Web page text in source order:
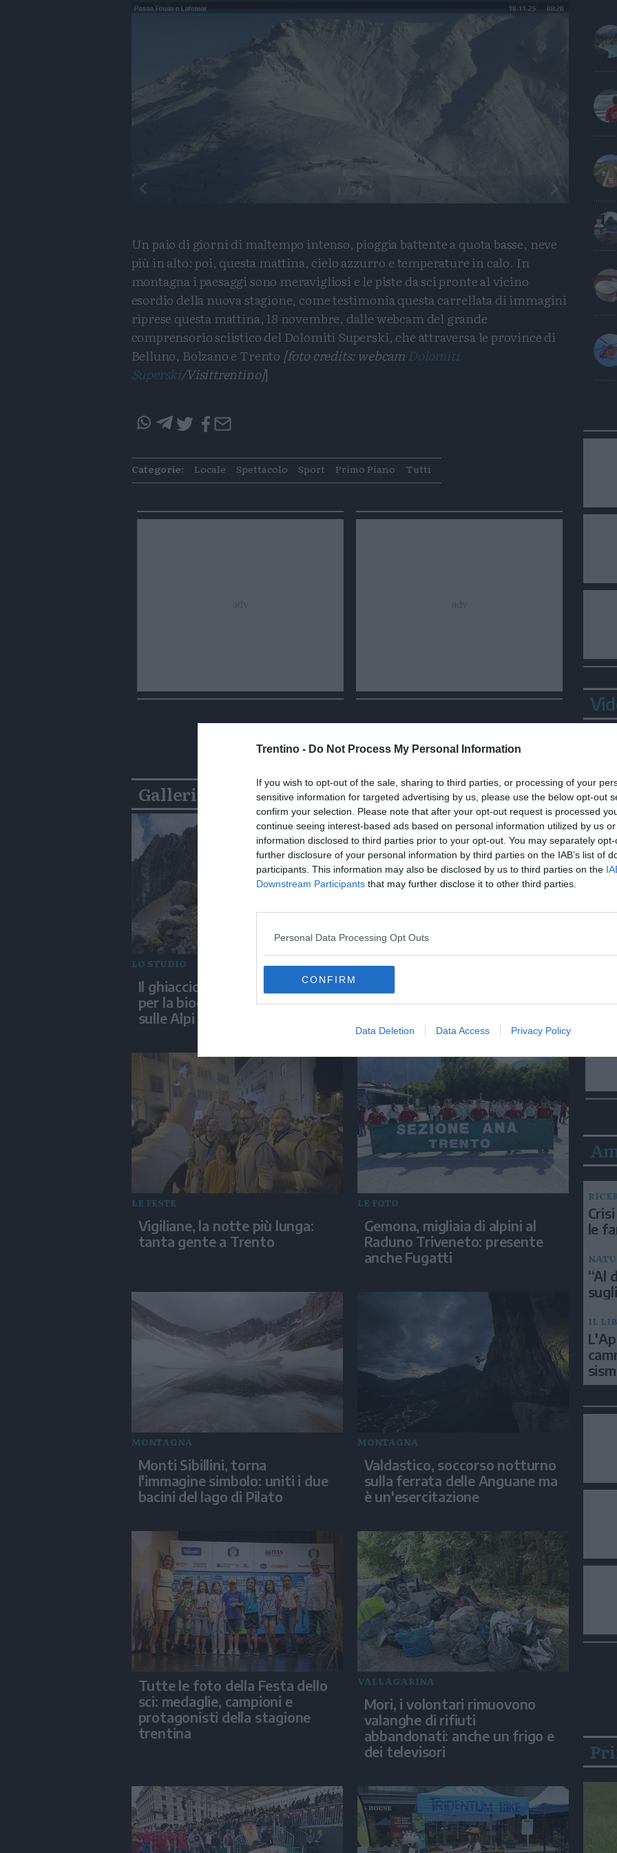
Trentino - Do Not Process My Personal Information
If you wish to opt-out of the sale, sharing to third parties, or processing of your
sensitive information for targeted advertising by us, please use the below opt-out
confirm your selection. Please note that after your opt-out request is processed
continue seeing interest-based ads based on personal information utilized by us
information disclosed to third parties prior to your opt-out. You may separately
further disclosure of your personal information by third parties on the IAB’s list of
participants. This information may also be disclosed by us to third parties on the
Downstream Participants that may further disclose it to other third parties.
Personal Data Processing Opt Outs
CONFIRM
Data Deletion Data Access Privacy Policy
Precedente
34
Un paio di giorni di maltempo intenso, pioggia battente a quota basse, neve
più in alto: poi, questa mattina, cielo azzurro e temperature in calo. In
montagna i paesaggi sono meravigliosi e le piste da sci pronte al vicino
esordio della nuova stagione, come testimonia questa carrellata di immagini
riprese questa mattina, 18 novembre, dalle webcam del grande
comprensorio sciistico del Dolomiti Superski, che attraversa le province di
Belluno, Bolzano e Trento [foto credits: webcam Dolomiti
Superski/Visittrentino]]
articolo
su
articolo
su
Categorie: Locale Spettacolo Sport Primo Piano Tutti
Gallerie
LO STUDIO
Il ghiaccio sepolto è un rifugio
per la biodiversità d'alta quota
sulle Alpi
LE FOTO
sabato e domenica preso
LE FESTE
Vigiliane, la notte più lunga:
tanta gente a Trento
LE FOTO
Gemona, migliaia di alpini al
Raduno Triveneto: presente
anche Fugatti
MONTAGNA
Monti Sibillini, torna
l'immagine simbolo: uniti i due
bacini del lago di Pilato
MONTAGNA
Valdastico, soccorso notturno
sulla ferrata delle Anguane ma
è un'esercitazione
Tutte le foto della Festa dello
sci: medaglie, campioni e
protagonisti della stagione
trentina
VALLAGARINA
Mori, i volontari rimuovono
valanghe di rifiuti
abbandonati: anche un frigo e
dei televisori
le
“Al
IL